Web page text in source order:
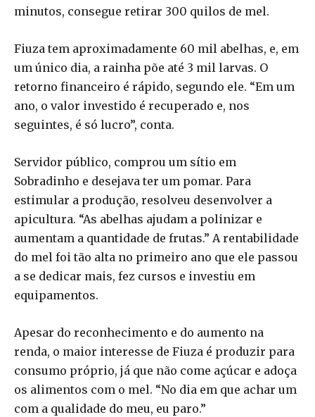
minutos, consegue retirar 300 quilos de mel.
Fiuza tem aproximadamente 60 mil abelhas, e, em
um único dia, a rainha põe até 3 mil larvas. O
retorno financeiro é rápido, segundo ele. “Em um
ano, o valor investido é recuperado e, nos
seguintes, é só lucro”, conta.
Servidor público, comprou um sítio em
Sobradinho e desejava ter um pomar. Para
estimular a produção, resolveu desenvolver a
apicultura. “As abelhas ajudam a polinizar e
aumentam a quantidade de frutas.” A rentabilidade
do mel foi tão alta no primeiro ano que ele passou
a se dedicar mais, fez cursos e investiu em
equipamentos.
Apesar do reconhecimento e do aumento na
renda, o maior interesse de Fiuza é produzir para
consumo próprio, já que não come açúcar e adoça
os alimentos com o mel. “No dia em que achar um
com a qualidade do meu, eu paro.”